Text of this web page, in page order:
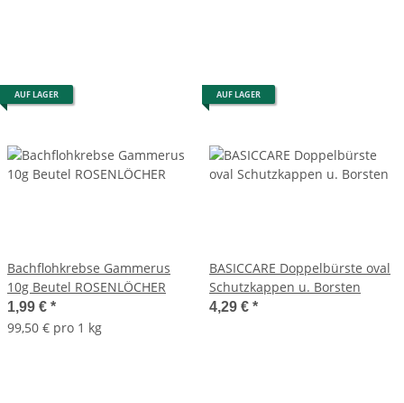
AUF LAGER
Bachflohkrebse Gammerus
10g Beutel ROSENLÖCHER
1,99 € *
99,50 € pro 1 kg
AUF LAGER
BASICCARE Doppelbürste oval
Schutzkappen u. Borsten
4,29 € *